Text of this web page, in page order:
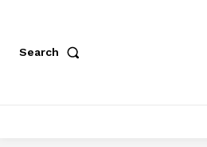
Search